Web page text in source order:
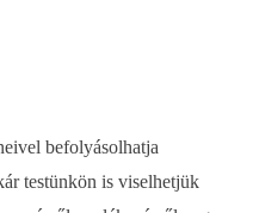
befolyásolhatja
testünkön is viselhetjük